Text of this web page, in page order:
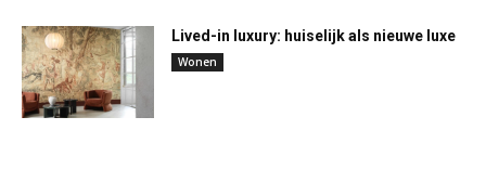
Lived-in luxury: huiselijk als nieuwe luxe
Wonen